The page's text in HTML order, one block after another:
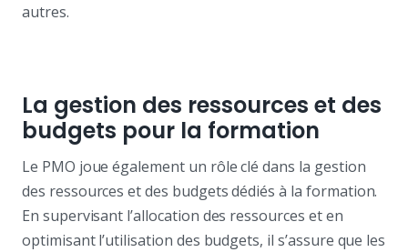
autres.
La gestion des ressources et des
budgets pour la formation
Le PMO joue également un rôle clé dans la gestion
des ressources et des budgets dédiés à la formation.
En supervisant l’allocation des ressources et en
optimisant l’utilisation des budgets, il s’assure que les